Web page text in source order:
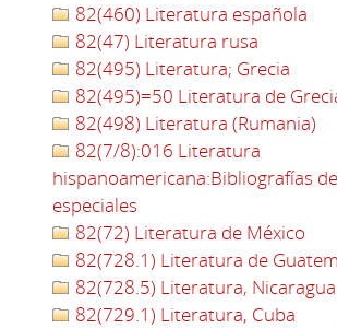
82(460) Literatura española
82(47) Literatura rusa
82(495) Literatura; Grecia
82(495)=50 Literatura de
82(498) Literatura (Rumania)
82(7/8):016 Literatura
hispanoamericana:Bibliografías
especiales
82(72) Literatura de México
82(728.1) Literatura de
82(728.5) Literatura, Nicaragua
82(729.1) Literatura, Cuba